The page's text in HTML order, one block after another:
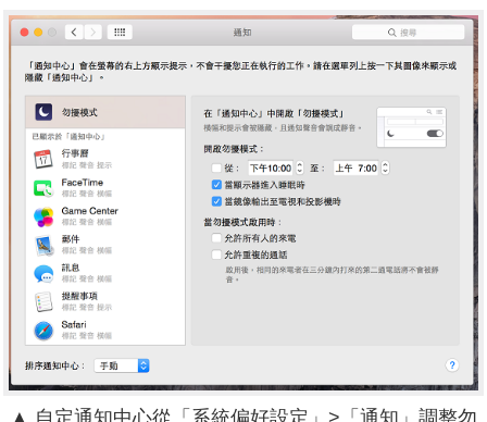
▲ 自定通知中心從「系統偏好設定」>「通知」調整勿